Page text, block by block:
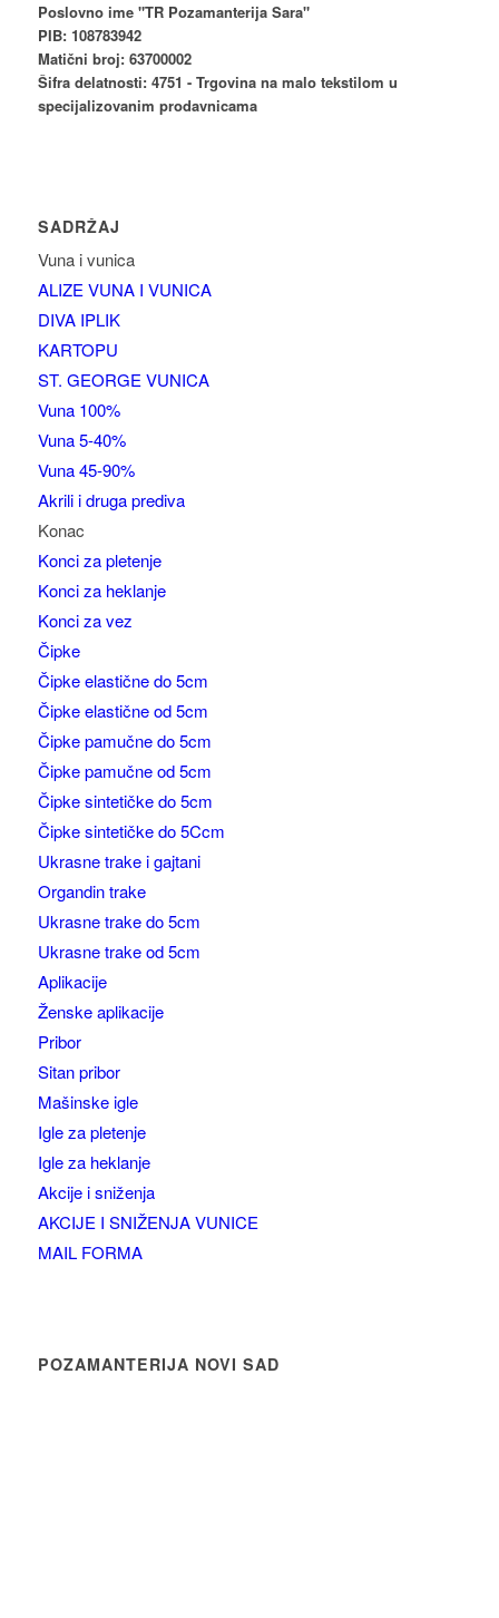
Poslovno ime "TR Pozamanterija Sara"
PIB: 108783942
Matični broj: 63700002
Šifra delatnosti: 4751 - Trgovina na malo tekstilom u
specijalizovanim prodavnicama
SADRŽAJ
Vuna i vunica
ALIZE VUNA I VUNICA
DIVA IPLIK
KARTOPU
ST. GEORGE VUNICA
Vuna 100%
Vuna 5-40%
Vuna 45-90%
Akrili i druga prediva
Konac
Konci za pletenje
Konci za heklanje
Konci za vez
Čipke
Čipke elastične do 5cm
Čipke elastične od 5cm
Čipke pamučne do 5cm
Čipke pamučne od 5cm
Čipke sintetičke do 5cm
Čipke sintetičke do 5Ccm
Ukrasne trake i gajtani
Organdin trake
Ukrasne trake do 5cm
Ukrasne trake od 5cm
Aplikacije
Ženske aplikacije
Pribor
Sitan pribor
Mašinske igle
Igle za pletenje
Igle za heklanje
Akcije i sniženja
AKCIJE I SNIŽENJA VUNICE
MAIL FORMA
POZAMANTERIJA NOVI SAD